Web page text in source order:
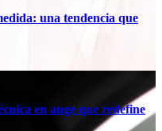
una tendencia que
en auge que redefine